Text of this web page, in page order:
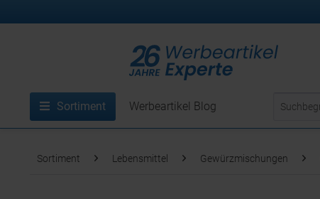
Sortiment Werbeartikel Blog
Sortiment Lebensmittel Gewürzmischungen